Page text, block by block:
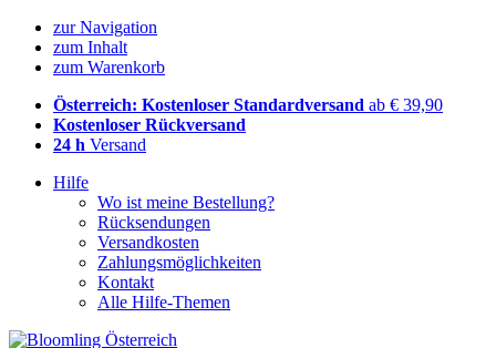
zur Navigation
zum Inhalt
zum Warenkorb
Österreich: Kostenloser Standardversand ab € 39,90
Kostenloser Rückversand
24 h Versand
Hilfe
Wo ist meine Bestellung?
Rücksendungen
Versandkosten
Zahlungsmöglichkeiten
Kontakt
Alle Hilfe-Themen